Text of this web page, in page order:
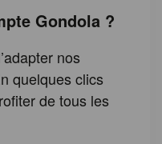
Gondola ?
nos
quelques clics
de tous les